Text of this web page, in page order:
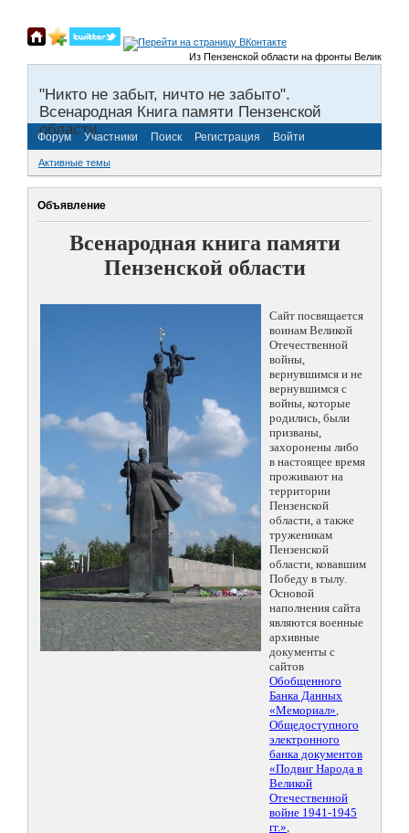
Из Пензенской области на фронты Великой
"Никто не забыт, ничто не забыто".
Всенародная Книга памяти Пензенской
области.
Форум Участники Поиск Регистрация Войти
Активные темы
Объявление
Всенародная книга памяти
Пензенской области
Сайт посвящается
воинам Великой
Отечественной
войны,
вернувшимся и не
вернувшимся с
войны, которые
родились, были
призваны,
захоронены либо
в настоящее время
проживают на
территории
Пензенской
области, а также
труженикам
Пензенской
области, ковавшим
Победу в тылу.
Основой
наполнения сайта
являются военные
архивные
документы с
сайтов
Обобщенного
Банка Данных
«Мемориал»,
Общедоступного
электронного
банка документов
«Подвиг Народа в
Великой
Отечественной
войне 1941-1945
гг.»,